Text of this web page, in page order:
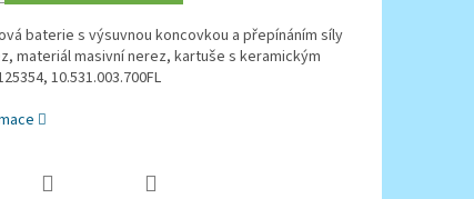
baterie s výsuvnou koncovkou a přepínáním síly
materiál masivní nerez, kartuše s keramickým
10.531.003.700FL